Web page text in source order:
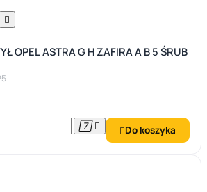

OPEL ASTRA G H ZAFIRA A B 5 ŚRUB
  Do koszyka